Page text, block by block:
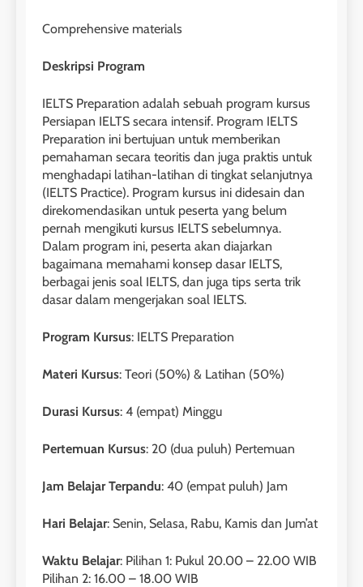
Comprehensive materials
Deskripsi Program
IELTS Preparation adalah sebuah program kursus
Persiapan IELTS secara intensif. Program IELTS
Preparation ini bertujuan untuk memberikan
pemahaman secara teoritis dan juga praktis untuk
menghadapi latihan-latihan di tingkat selanjutnya
(IELTS Practice). Program kursus ini didesain dan
direkomendasikan untuk peserta yang belum
pernah mengikuti kursus IELTS sebelumnya.
Dalam program ini, peserta akan diajarkan
bagaimana memahami konsep dasar IELTS,
berbagai jenis soal IELTS, dan juga tips serta trik
dasar dalam mengerjakan soal IELTS.
Program Kursus: IELTS Preparation
Materi Kursus: Teori (50%) & Latihan (50%)
Durasi Kursus: 4 (empat) Minggu
Pertemuan Kursus: 20 (dua puluh) Pertemuan
Jam Belajar Terpandu: 40 (empat puluh) Jam
Hari Belajar: Senin, Selasa, Rabu, Kamis dan Jum’at
Waktu Belajar: Pilihan 1: Pukul 20.00 – 22.00 WIB
Pilihan 2: 16.00 – 18.00 WIB